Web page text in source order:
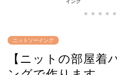
ーダーメイドで作る
ニットソーイング
【ニットの部屋着